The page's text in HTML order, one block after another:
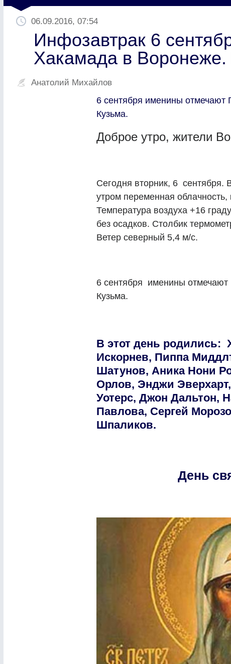
06.09.2016, 07:54
Инфозавтрак 6
Хакамада в
Анатолий Михайлов
6 сентября именины отмечают
Кузьма.
Доброе утро, жители
Сегодня вторник, 6 сентября.
утром переменная
Температура воздуха +16
без осадков. Столбик
Ветер северный 5,4 м/с.
6 сентября именины
Кузьма.
В этот день родились:
Искорнев, Пиппа
Шатунов, Аника Нони
Орлов, Энджи
Уотерс, Джон Дальтон,
Павлова, Сергей
Шпаликов.
День